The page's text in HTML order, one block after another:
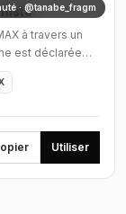
· @tanabe_fragm
à travers un
est déclarée
Utiliser